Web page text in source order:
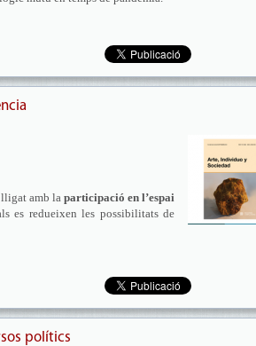
lligat amb la participació en l’espai
es redueixen les possibilitats de
polítics